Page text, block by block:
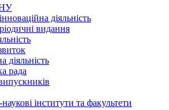
діяльність
видання
діяльність
рада
інститути та факультети